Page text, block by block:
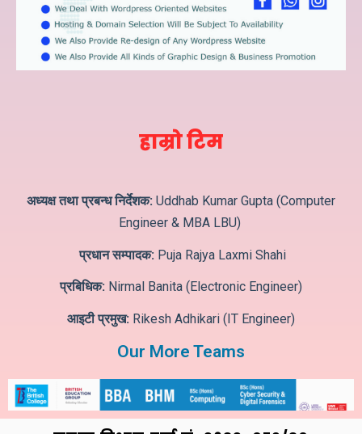
हाम्रो टिम
अध्यक्ष तथा प्रबन्ध निर्देशक: Uddhab Kumar Gupta (Computer
Engineer & MBA LBU)
प्रधान सम्पादक: Puja Rajya Laxmi Shahi
प्रबिधिक: Nirmal Banita (Electronic Engineer)
आइटी प्रमुख: Rikesh Adhikari (IT Engineer)
Our More Teams